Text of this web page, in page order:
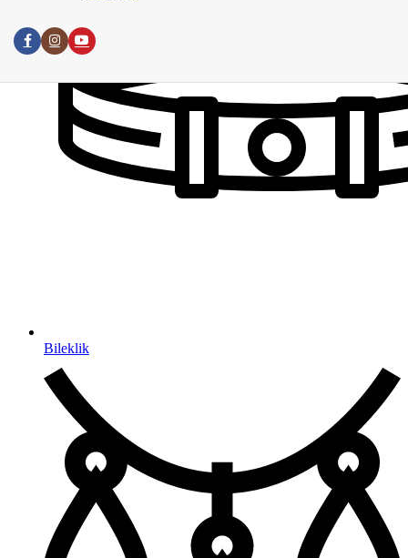
Bileklik